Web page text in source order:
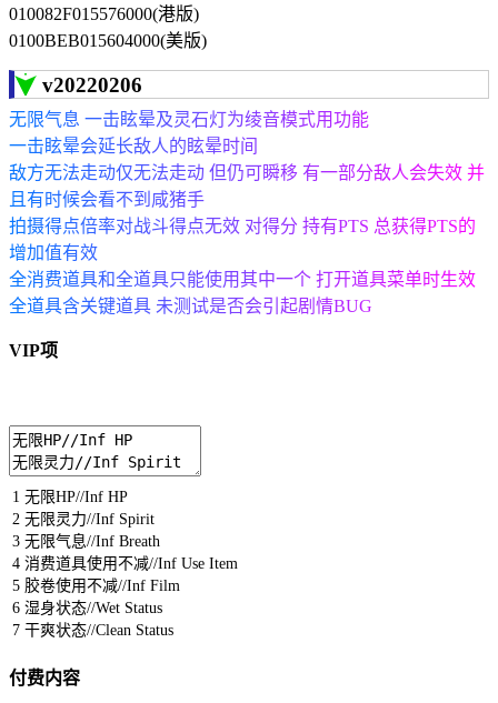
010082F015576000(港版)
0100BEB015604000(美版)
v20220206
无限气息 一击眩晕及灵石灯为绫音模式用功能
一击眩晕会延长敌人的眩晕时间
敌方无法走动仅无法走动 但仍可瞬移 有一部分敌人会失效 并
且有时候会看不到咸猪手
拍摄得点倍率对战斗得点无效 对得分 持有PTS 总获得PTS的
增加值有效
全消费道具和全道具只能使用其中一个 打开道具菜单时生效
全道具含关键道具 未测试是否会引起剧情BUG
VIP项
1
2
3
4
5
6
7
无限HP//Inf HP
无限灵力//Inf Spirit
无限气息//Inf Breath
消费道具使用不减//Inf Use Item
胶卷使用不减//Inf Film
湿身状态//Wet Status
干爽状态//Clean Status
付费内容